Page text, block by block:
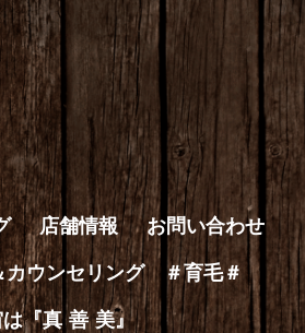
店舗情報
お問い合わせ
カウンセリング ＃育毛＃
『真 善 美』